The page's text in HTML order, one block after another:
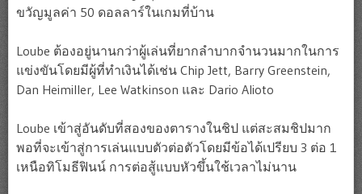
ขวัญมูลค่า 50 ดอลลาร์ในเกมที่บ้าน
Loube ต้องอยู่นานกว่าผู้เล่นที่ยากลำบากจำนวนมากในการ
แข่งขันโดยมีผู้ที่ทำเงินได้เช่น Chip Jett, Barry Greenstein,
Dan Heimiller, Lee Watkinson และ Dario Alioto
Loube เข้าสู่อันดับที่สองของตารางในชิป แต่สะสมชิปมาก
พอที่จะเข้าสู่การเล่นแบบตัวต่อตัวโดยมีข้อได้เปรียบ 3 ต่อ 1
เหนือทิโมธีฟินน์ การต่อสู้แบบหัวขึ้นใช้เวลาไม่นาน